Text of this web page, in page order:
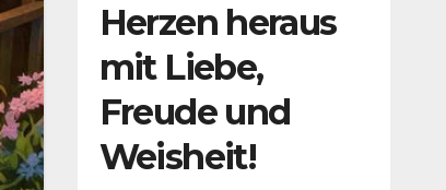
Herzen heraus
mit Liebe,
Freude und
Weisheit!